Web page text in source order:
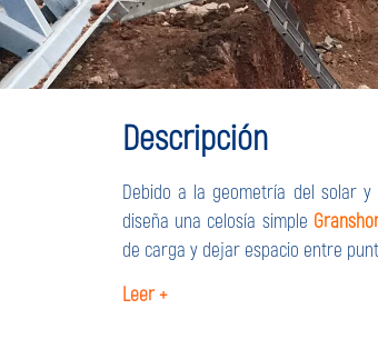
Descripción
Debido a la geometría del solar
diseña una celosía simple
de carga y dejar espacio entre
Leer +